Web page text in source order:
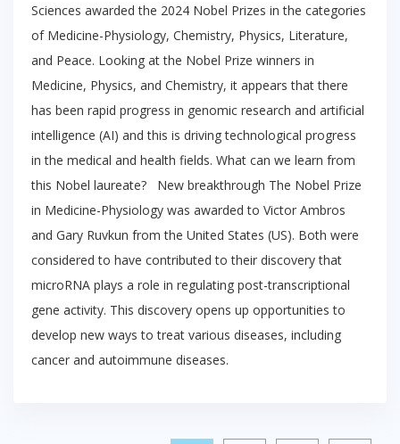
Sciences awarded the 2024 Nobel Prizes in the categories
of Medicine-Physiology, Chemistry, Physics, Literature,
and Peace. Looking at the Nobel Prize winners in
Medicine, Physics, and Chemistry, it appears that there
has been rapid progress in genomic research and artificial
intelligence (AI) and this is driving technological progress
in the medical and health fields. What can we learn from
this Nobel laureate? New breakthrough The Nobel Prize
in Medicine-Physiology was awarded to Victor Ambros
and Gary Ruvkun from the United States (US). Both were
considered to have contributed to their discovery that
microRNA plays a role in regulating post-transcriptional
gene activity. This discovery opens up opportunities to
develop new ways to treat various diseases, including
cancer and autoimmune diseases.